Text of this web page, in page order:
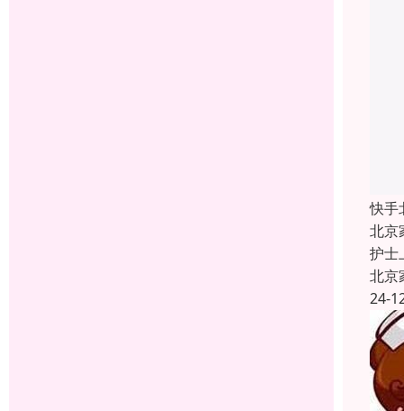
快手
北京
护士
北京
24-